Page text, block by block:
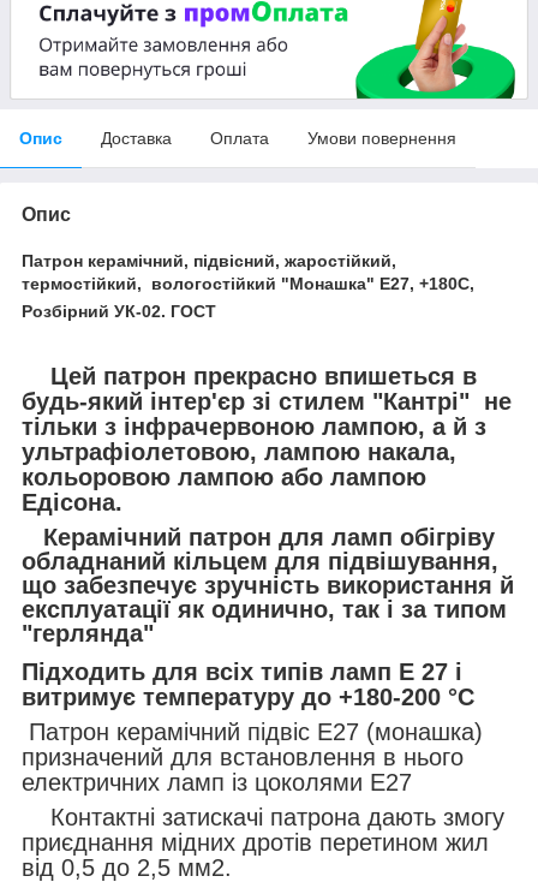
Опис Доставка Оплата Умови повернення
Опис
Патрон керамічний, підвісний, жаростійкий,
термостійкий, вологостійкий "Монашка" Е27, +180С,
Розбірний УК-02. ГОСТ
Цей патрон прекрасно впишеться в
будь-який інтер'єр зі стилем "Кантрі" не
тільки з інфрачервоною лампою, а й з
ультрафіолетовою, лампою накала,
кольоровою лампою або лампою
Едісона.
Керамічний патрон для ламп обігріву
обладнаний кільцем для підвішування,
що забезпечує зручність використання й
експлуатації як одинично, так і за типом
"герлянда"
Підходить для всіх типів ламп Е 27 і
витримує температуру до +180-200 °C
Патрон керамічний підвіс Е27 (монашка)
призначений для встановлення в нього
електричних ламп із цоколями Е27
Контактні затискачі патрона дають змогу
приєднання мідних дротів перетином жил
від 0,5 до 2,5 мм2.